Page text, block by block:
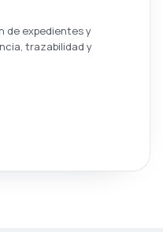
de expedientes y
trazabilidad y